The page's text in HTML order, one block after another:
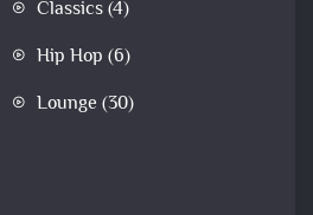
Classics(4)
Hip Hop (6)
Lounge (30)